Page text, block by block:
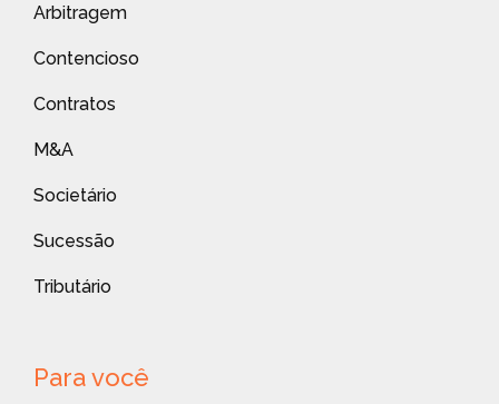
Arbitragem
Contencioso
Contratos
M&A
Societário
Sucessão
Tributário
Para você